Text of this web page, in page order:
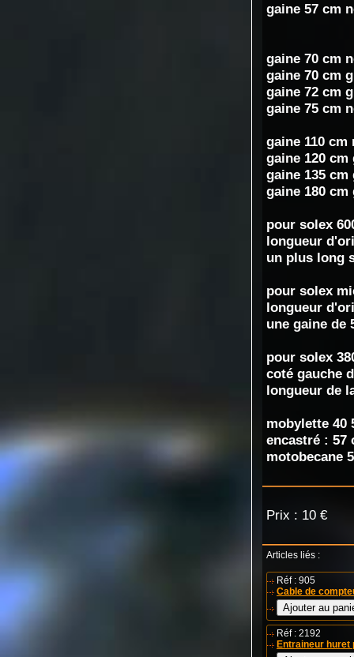
gaine 57 cm
gaine 70 cm
gaine 70 cm
gaine 72 cm
gaine 75 cm
gaine 110
gaine 120
gaine 135
gaine 180
pour solex
longueur
un plus long
pour solex
longueur
une gaine de
pour solex
coté gauche
longueur de
mobylette 40
encastré : 57
motobecane
Prix : 10 €
Articles liés :
Réf : 905
Cable de
Réf : 2192
Entraineur huret